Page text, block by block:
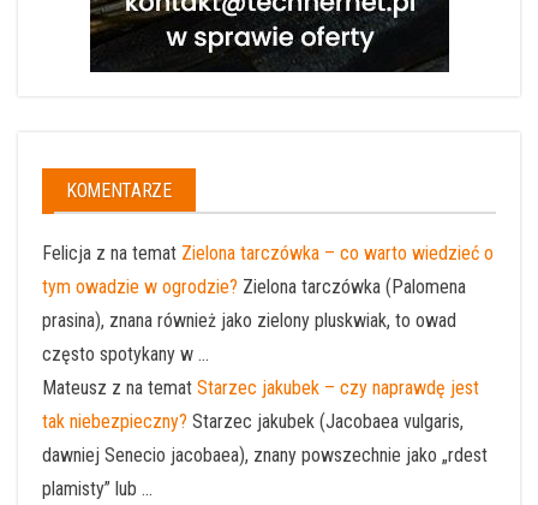
KOMENTARZE
Felicja z na temat Zielona tarczówka – co warto wiedzieć o
tym owadzie w ogrodzie? Zielona tarczówka (Palomena
prasina), znana również jako zielony pluskwiak, to owad
często spotykany w ...
Mateusz z na temat Starzec jakubek – czy naprawdę jest
tak niebezpieczny? Starzec jakubek (Jacobaea vulgaris,
dawniej Senecio jacobaea), znany powszechnie jako „rdest
plamisty” lub ...